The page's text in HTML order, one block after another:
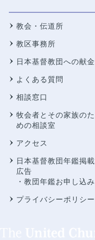
教会・伝道所
教区事務所
日本基督教団への献金
よくある質問
相談窓口
牧会者とその家族のた
めの相談室
アクセス
日本基督教団年鑑掲載
広告
・教団年鑑お申し込み
プライバシーポリシー